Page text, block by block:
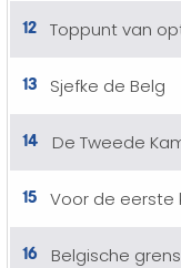
12 Toppunt van
13 Sjefke de Belg
14 De Tweede
15 Voor de eerste
16 Belgische grens